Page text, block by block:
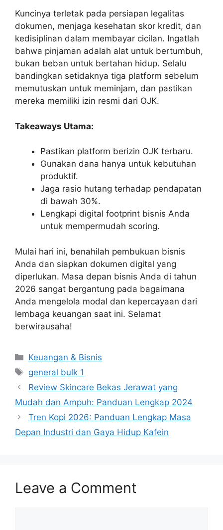
Kuncinya terletak pada persiapan legalitas
dokumen, menjaga kesehatan skor kredit, dan
kedisiplinan dalam membayar cicilan. Ingatlah
bahwa pinjaman adalah alat untuk bertumbuh,
bukan beban untuk bertahan hidup. Selalu
bandingkan setidaknya tiga platform sebelum
memutuskan untuk meminjam, dan pastikan
mereka memiliki izin resmi dari OJK.
Takeaways Utama:
Pastikan platform berizin OJK terbaru.
Gunakan dana hanya untuk kebutuhan
produktif.
Jaga rasio hutang terhadap pendapatan
di bawah 30%.
Lengkapi digital footprint bisnis Anda
untuk mempermudah scoring.
Mulai hari ini, benahilah pembukuan bisnis
Anda dan siapkan dokumen digital yang
diperlukan. Masa depan bisnis Anda di tahun
2026 sangat bergantung pada bagaimana
Anda mengelola modal dan kepercayaan dari
lembaga keuangan saat ini. Selamat
berwirausaha!
Categories
Keuangan & Bisnis
Tags
general bulk 1
Review Skincare Bekas Jerawat yang
Mudah dan Ampuh: Panduan Lengkap 2024
Tren Kopi 2026: Panduan Lengkap Masa
Depan Industri dan Gaya Hidup Kafein
Leave a Comment